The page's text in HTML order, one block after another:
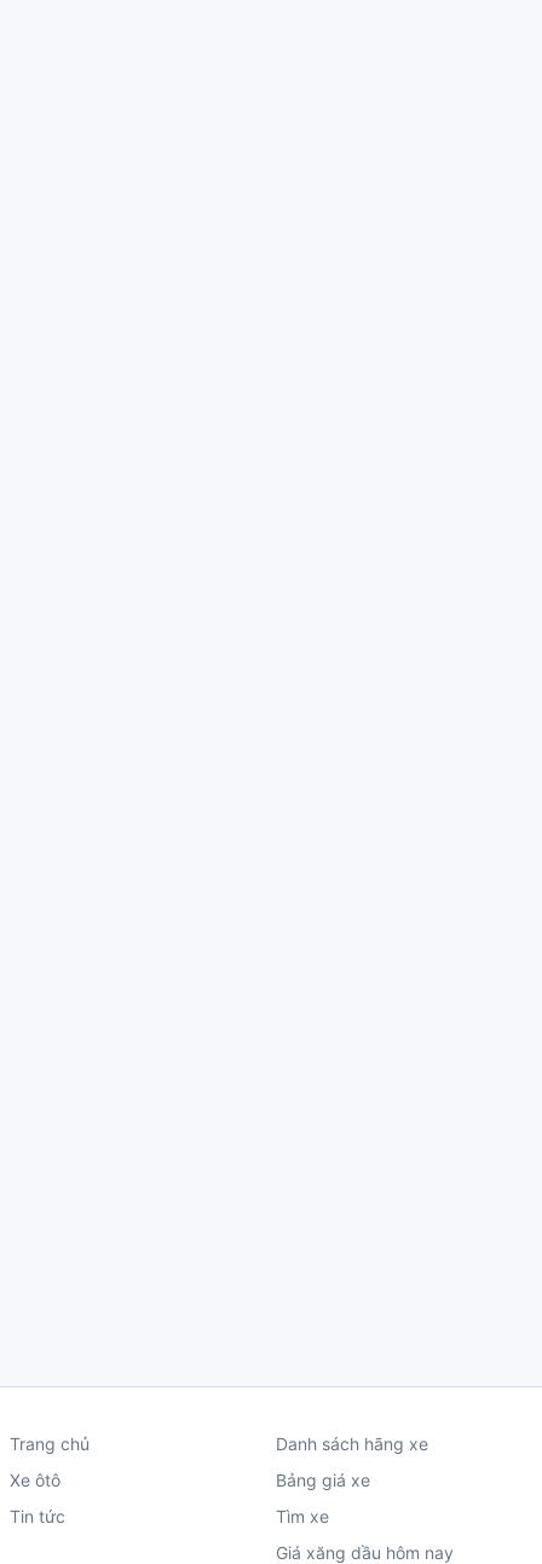
Trang chủ
Xe ôtô
Tin tức
Danh sách hãng xe
Bảng giá xe
Tìm xe
Giá xăng dầu hôm nay